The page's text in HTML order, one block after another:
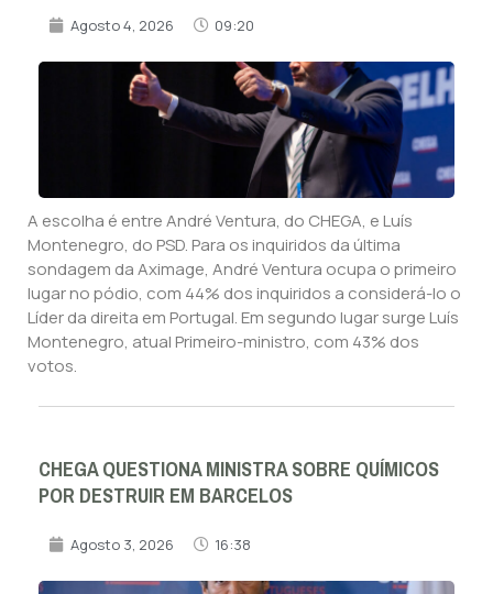
Agosto 4, 2026 09:20
A escolha é entre André Ventura, do CHEGA, e Luís
Montenegro, do PSD. Para os inquiridos da última
sondagem da Aximage, André Ventura ocupa o primeiro
lugar no pódio, com 44% dos inquiridos a considerá-lo o
Líder da direita em Portugal. Em segundo lugar surge Luís
Montenegro, atual Primeiro-ministro, com 43% dos
votos.
CHEGA QUESTIONA MINISTRA SOBRE QUÍMICOS
POR DESTRUIR EM BARCELOS
Agosto 3, 2026 16:38